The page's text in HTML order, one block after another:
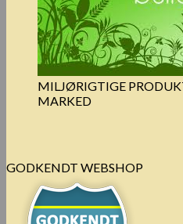
MILJØRIGTIGE
MARKED
GODKENDT WEBSHOP